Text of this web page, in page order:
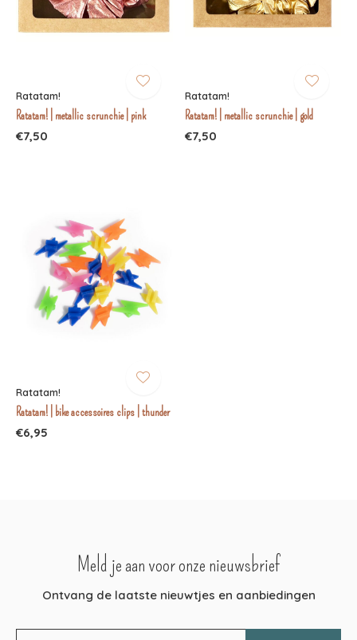
Ratatam!
Ratatam! | metallic scrunchie | pink
€7,50
Ratatam!
Ratatam! | metallic scrunchie | gold
€7,50
Ratatam!
Ratatam! | bike accessoires clips | thunder
€6,95
Meld je aan voor onze nieuwsbrief
Ontvang de laatste nieuwtjes en aanbiedingen